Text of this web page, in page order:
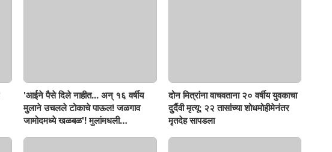
'आईने पैसे दिले नाहीत... अन् १६ वर्षीय
मुलाने उचलले टोकाचे पाऊल! जळगाव
जामोदमध्ये खळबळ'! मुलांमधली
दोन मित्रांना वाचवताना २० वर्षीय युवकाचा
दुर्दैवी मृत्यू; २२ तासांच्या शोधमोहीमेनंतर
मृतदेह सापडला